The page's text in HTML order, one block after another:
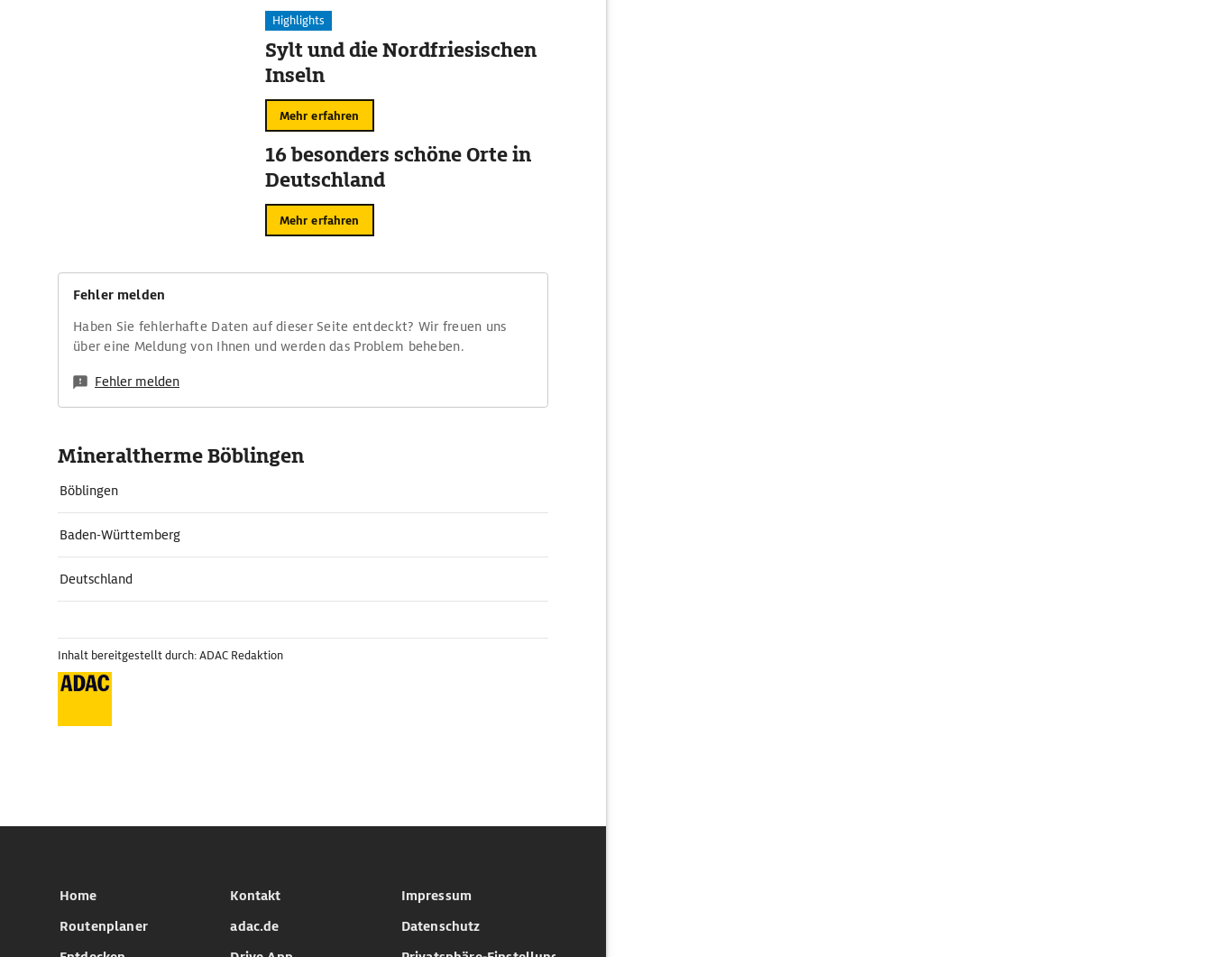
Highlights
Sylt und die Nordfriesischen
Inseln
Mehr erfahren
16 besonders schöne Orte in
Deutschland
Mehr erfahren
Fehler melden
Haben Sie fehlerhafte Daten auf dieser Seite entdeckt? Wir freuen uns
über eine Meldung von Ihnen und werden das Problem beheben.
Fehler melden
Mineraltherme Böblingen
Böblingen
Baden-Württemberg
Deutschland
Inhalt bereitgestellt durch: ADAC Redaktion
Home
Routenplaner
Kontakt
adac.de
Impressum
Datenschutz